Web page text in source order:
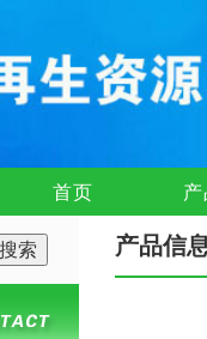
首页
产品信